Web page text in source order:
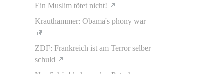
Ein Muslim tötet nicht!
Krauthammer: Obama's phony war
ZDF: Frankreich ist am Terror selber
schuld